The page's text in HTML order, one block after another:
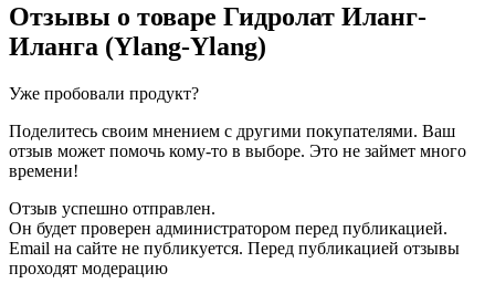
Отзывы о товаре Гидролат Иланг-
Иланга (Ylang-Ylang)
Уже пробовали продукт?
Поделитесь своим мнением с другими покупателями. Ваш
отзыв может помочь кому-то в выборе. Это не займет много
времени!
Отзыв успешно отправлен.
Он будет проверен администратором перед публикацией.
Email на сайте не публикуется. Перед публикацией отзывы
проходят модерацию